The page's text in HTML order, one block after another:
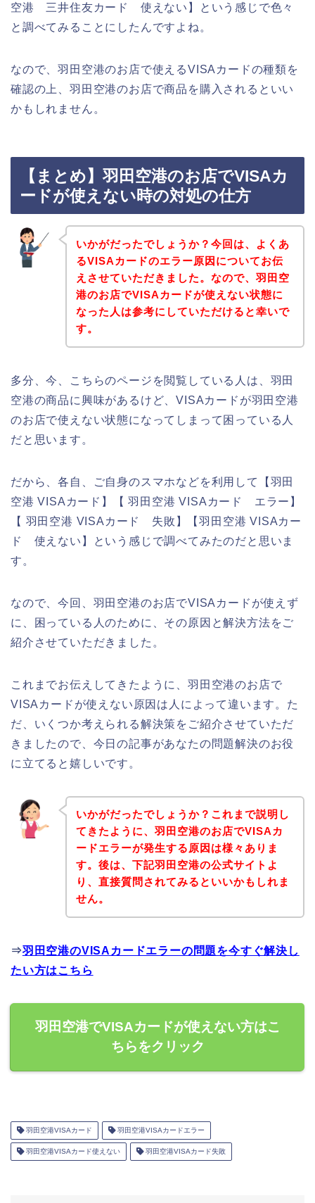
空港 三井住友カード 使えない】という感じで色々
と調べてみることにしたんですよね。
なので、羽田空港のお店で使えるVISAカードの種類を
確認の上、羽田空港のお店で商品を購入されるといい
かもしれません。
【まとめ】羽田空港のお店でVISAカ
ードが使えない時の対処の仕方
いかがだったでしょうか？今回は、よくあ
るVISAカードのエラー原因についてお伝
えさせていただきました。なので、羽田空
港のお店でVISAカードが使えない状態に
なった人は参考にしていただけると幸いで
す。
多分、今、こちらのページを閲覧している人は、羽田
空港の商品に興味があるけど、VISAカードが羽田空港
のお店で使えない状態になってしまって困っている人
だと思います。
だから、各自、ご自身のスマホなどを利用して【羽田
空港 VISAカード】【 羽田空港 VISAカード エラー】
【 羽田空港 VISAカード 失敗】【羽田空港 VISAカー
ド 使えない】という感じで調べてみたのだと思いま
す。
なので、今回、羽田空港のお店でVISAカードが使えず
に、困っている人のために、その原因と解決方法をご
紹介させていただきました。
これまでお伝えしてきたように、羽田空港のお店で
VISAカードが使えない原因は人によって違います。た
だ、いくつか考えられる解決策をご紹介させていただ
きましたので、今日の記事があなたの問題解決のお役
に立てると嬉しいです。
いかがだったでしょうか？これまで説明し
てきたように、羽田空港のお店でVISAカ
ードエラーが発生する原因は様々ありま
す。後は、下記羽田空港の公式サイトよ
り、直接質問されてみるといいかもしれま
せん。
⇒羽田空港のVISAカードエラーの問題を今すぐ解決し
たい方はこちら
羽田空港でVISAカードが使えない方はこ
ちらをクリック
羽田空港VISAカード 羽田空港VISAカードエラー
羽田空港VISAカード使えない 羽田空港VISAカード失敗